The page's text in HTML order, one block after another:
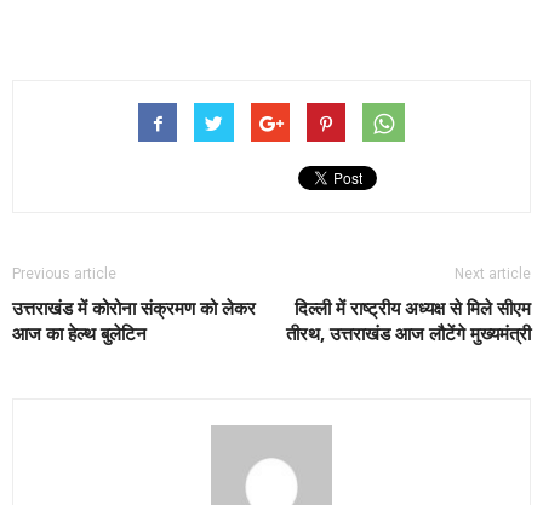
Previous article
उत्तराखंड में कोरोना संक्रमण को लेकर
आज का हेल्थ बुलेटिन
Next article
दिल्ली में राष्ट्रीय अध्यक्ष से मिले सीएम
तीरथ, उत्तराखंड आज लौटेंगे मुख्यमंत्री